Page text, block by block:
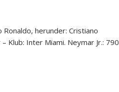
herunder: Cristiano
Klub: Inter Miami. Neymar Jr.: 790